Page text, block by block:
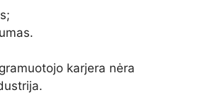
karjera nėra